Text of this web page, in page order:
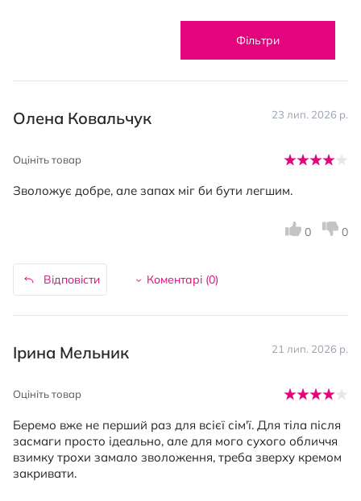
Фільтри
Олена Ковальчук 23 лип. 2026 р.
Оцініть товар
Зволожує добре, але запах міг би бути легшим.
Відповісти Коментарі (0)
0 0
Ірина Мельник 21 лип. 2026 р.
Оцініть товар
Беремо вже не перший раз для всієї сім'ї. Для тіла після
засмаги просто ідеально, але для мого сухого обличчя
взимку трохи замало зволоження, треба зверху кремом
закривати.